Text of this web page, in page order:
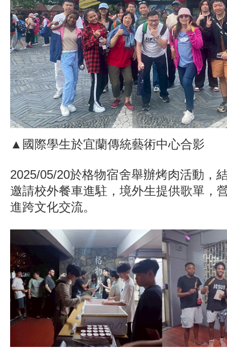
▲國際學生於宜蘭傳統藝術中心合影
2025/05/20於格物宿舍舉辦烤肉活動，
邀請校外餐車進駐，境外生提供歌單，
進跨文化交流。